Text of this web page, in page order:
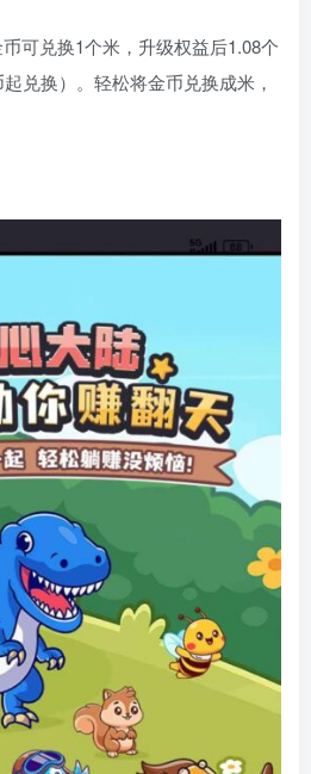
可兑换1个米，升级权益后1.08个
兑换）。轻松将金币兑换成米，